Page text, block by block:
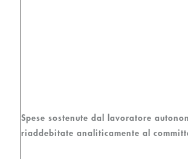
Spese sostenute dal lavoratore
riaddebitate analiticamente al